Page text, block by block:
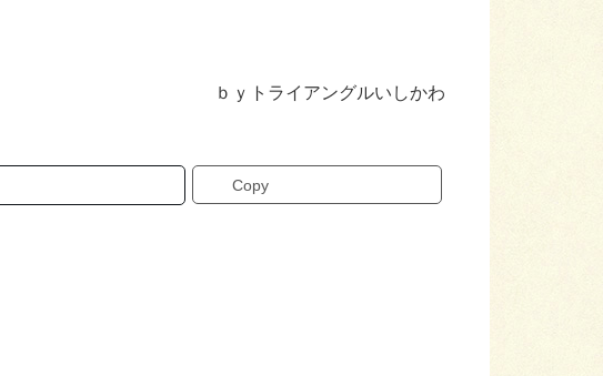
ｂｙトライアングルいしかわ
Copy